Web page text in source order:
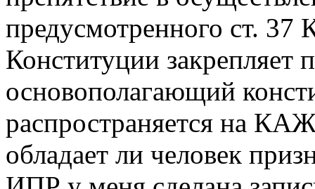
предусмотренного ст. 37
Конституции закрепляет
основополагающий
распространяется на
обладает ли человек